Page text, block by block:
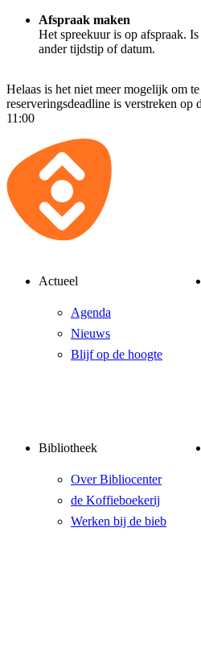
Afspraak maken
Het spreekuur is op afspraak.
ander tijdstip of datum.
Helaas is het niet meer mogelijk om
reserveringsdeadline is verstreken op
11:00
Actueel
Agenda
Nieuws
Blijf op de hoogte
Bibliotheek
Over Bibliocenter
de Koffieboekerij
Werken bij de bieb